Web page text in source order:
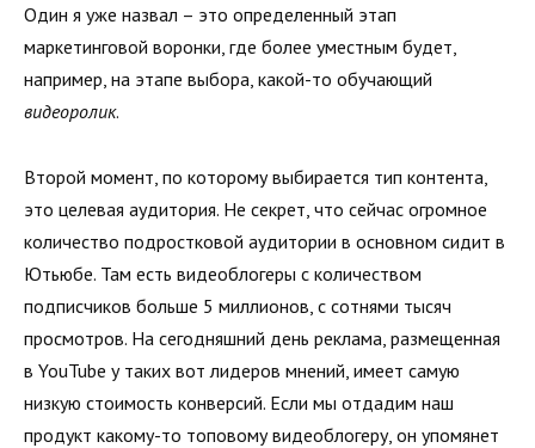
Один я уже назвал – это определенный этап
маркетинговой воронки, где более уместным будет,
например, на этапе выбора, какой-то обучающий
видеоролик.
Второй момент, по которому выбирается тип контента,
это целевая аудитория. Не секрет, что сейчас огромное
количество подростковой аудитории в основном сидит в
Ютьюбе. Там есть видеоблогеры с количеством
подписчиков больше 5 миллионов, с сотнями тысяч
просмотров. На сегодняшний день реклама, размещенная
в YouTube у таких вот лидеров мнений, имеет самую
низкую стоимость конверсий. Если мы отдадим наш
продукт какому-то топовому видеоблогеру, он упомянет